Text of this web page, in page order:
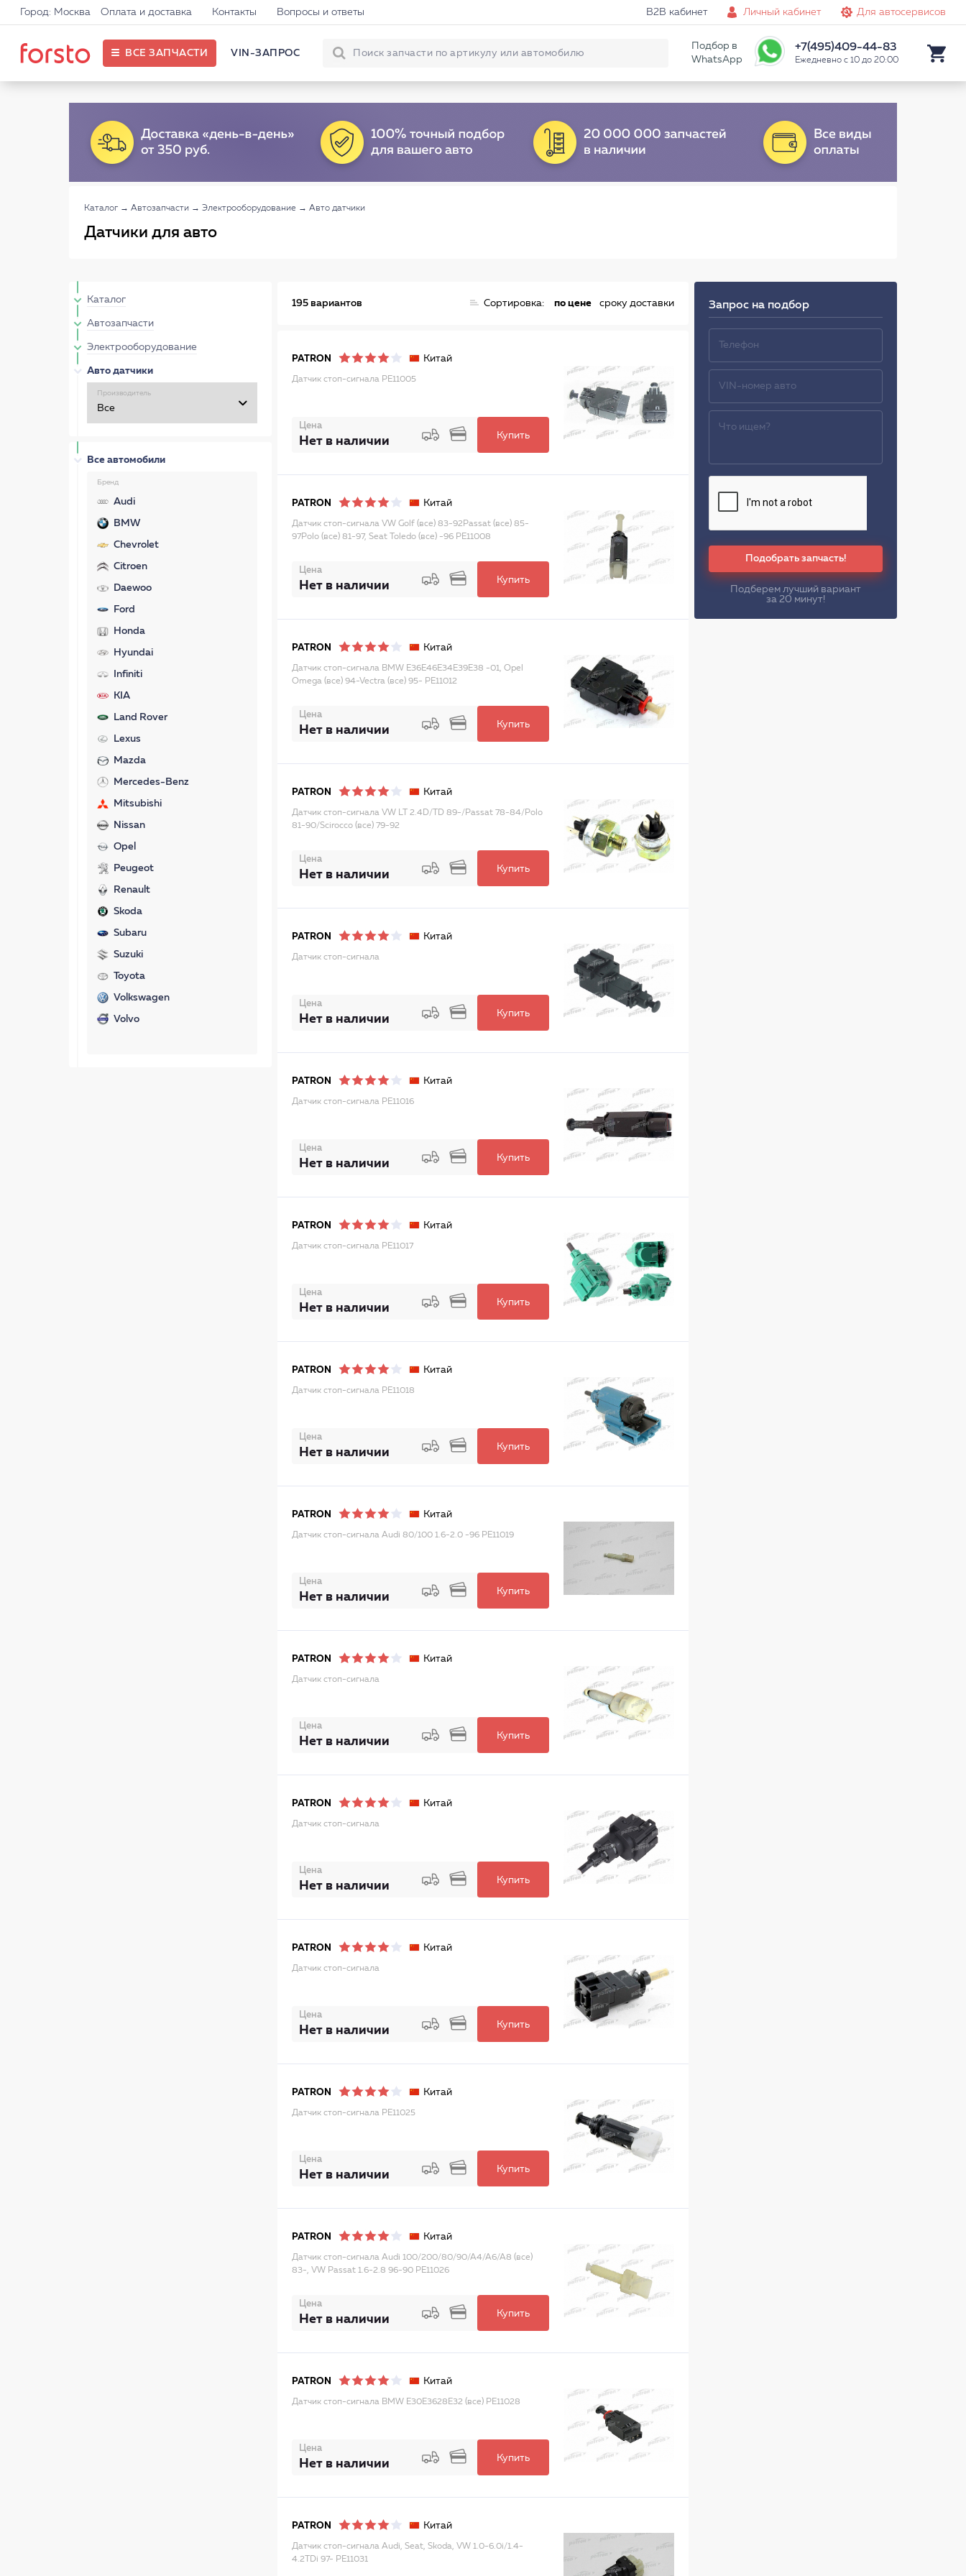
Город: Москва Оплата и доставка Контакты Вопросы и ответы B2B кабинет Личный кабинет Для автосервисов
ВСЕ ЗАПЧАСТИ VIN-ЗАПРОС
Подбор в
WhatsApp
+7(495)409-44-83
Ежедневно с 10 до 20:00
Каталог → Автозапчасти → Электрооборудование → Авто датчики
Датчики для авто
Каталог
Автозапчасти
Электрооборудование
Авто датчики
Производитель
Все автомобили
Бренд
Audi
BMW
Chevrolet
Citroen
Daewoo
Ford
Honda
Hyundai
Infiniti
KIA
Land Rover
Lexus
Mazda
Mercedes-Benz
Mitsubishi
Nissan
Opel
Peugeot
Renault
Skoda
Subaru
Suzuki
Toyota
Volkswagen
Volvo
195 вариантов Сортировка: по цене сроку доставки
PATRON Китай
Датчик стоп-сигнала PE11005
Цена
Нет в наличии Купить
PATRON Китай
Датчик стоп-сигнала VW Golf (все) 83-92Passat (все) 85-
97Polo (все) 81-97, Seat Toledo (все) -96 PE11008
Цена
Нет в наличии Купить
PATRON Китай
Датчик стоп-сигнала BMW E36E46E34E39E38 -01, Opel
Omega (все) 94-Vectra (все) 95- PE11012
Цена
Нет в наличии Купить
PATRON Китай
Датчик стоп-сигнала VW LT 2.4D/TD 89-/Passat 78-84/Polo
81-90/Scirocco (все) 79-92
Цена
Нет в наличии Купить
PATRON Китай
Датчик стоп-сигнала
Цена
Нет в наличии Купить
PATRON Китай
Датчик стоп-сигнала PE11016
Цена
Нет в наличии Купить
PATRON Китай
Датчик стоп-сигнала PE11017
Цена
Нет в наличии Купить
PATRON Китай
Датчик стоп-сигнала PE11018
Цена
Нет в наличии Купить
PATRON Китай
Датчик стоп-сигнала Audi 80/100 1.6-2.0 -96 PE11019
Цена
Нет в наличии Купить
PATRON Китай
Датчик стоп-сигнала
Цена
Нет в наличии Купить
PATRON Китай
Датчик стоп-сигнала
Цена
Нет в наличии Купить
PATRON Китай
Датчик стоп-сигнала
Цена
Нет в наличии Купить
PATRON Китай
Датчик стоп-сигнала PE11025
Цена
Нет в наличии Купить
PATRON Китай
Датчик стоп-сигнала Audi 100/200/80/90/A4/A6/A8 (все)
83-, VW Passat 1.6-2.8 96-90 PE11026
Цена
Нет в наличии Купить
PATRON Китай
Датчик стоп-сигнала BMW E30E3628E32 (все) PE11028
Цена
Нет в наличии Купить
PATRON Китай
Датчик стоп-сигнала Audi, Seat, Skoda, VW 1.0-6.0i/1.4-
4.2TDi 97- PE11031
Запрос на подбор
Подобрать запчасть!
Подберем лучший вариант
за 20 минут!